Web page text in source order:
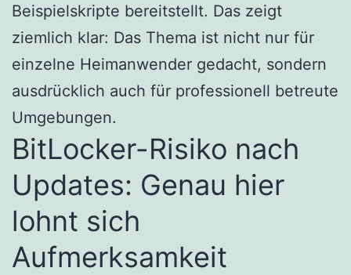
Beispielskripte bereitstellt. Das zeigt
ziemlich klar: Das Thema ist nicht nur für
einzelne Heimanwender gedacht, sondern
ausdrücklich auch für professionell betreute
Umgebungen.
BitLocker-Risiko nach
Updates: Genau hier
lohnt sich
Aufmerksamkeit